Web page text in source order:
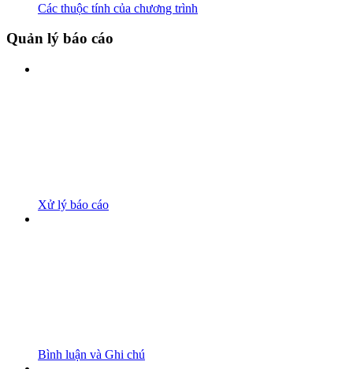
Các thuộc tính của chương trình
Quản lý báo cáo
Xử lý báo cáo
Bình luận và Ghi chú